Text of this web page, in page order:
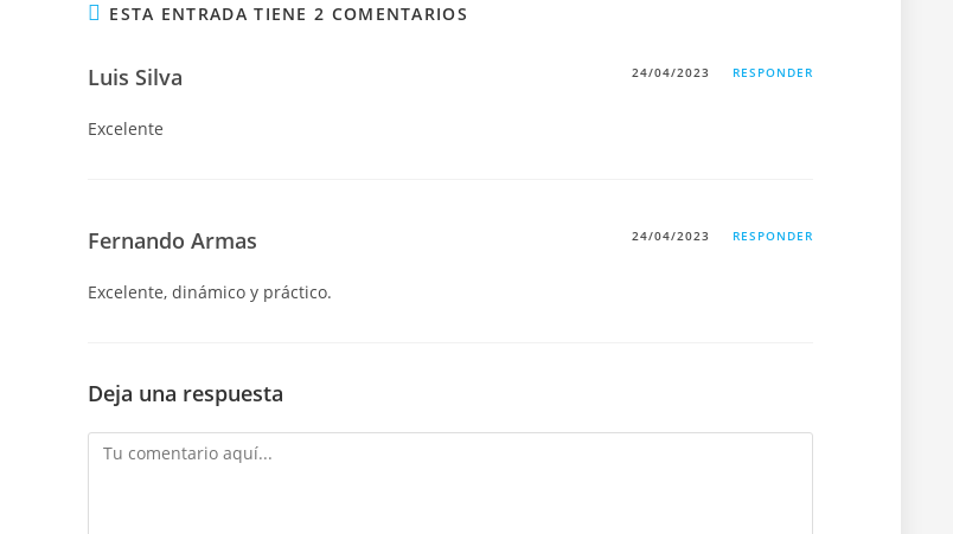
ESTA ENTRADA TIENE 2 COMENTARIOS
Luis Silva 24/04/2023 RESPONDER
Excelente
Fernando Armas 24/04/2023 RESPONDER
Excelente, dinámico y práctico.
Deja una respuesta